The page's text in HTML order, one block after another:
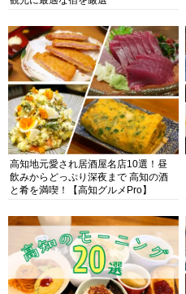
高知地元愛され居酒屋名店10選！昼
飲みからどっぷり深夜まで 高知の酒
と肴を満喫！【高知グルメPro】